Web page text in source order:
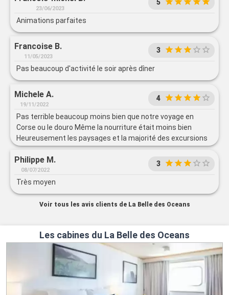
23/06/2023
5
Animations parfaites
Francoise B.
11/05/2023
3
Pas beaucoup d'activité le soir après dîner
Michele A.
19/11/2022
4
Pas terrible beaucoup moins bien que notre voyage en
Corse ou le douro Même la nourriture était moins bien
Heureusement les paysages et la majorité des excursions
étaient super
Philippe M.
08/07/2022
3
Très moyen
Voir tous les avis clients de La Belle des Oceans
Les cabines du La Belle des Oceans